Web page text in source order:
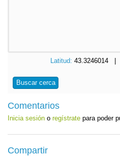
Latitud: 43.3246014 |
Buscar cerca
Comentarios
Inicia sesión o regístrate para poder
Compartir